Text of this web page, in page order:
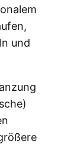
und